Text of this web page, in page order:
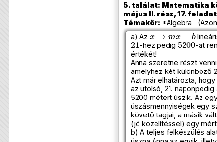
5. találat: Matematika
május II. rész, 17. feladat
Témakör: *Algebra
a) Az
x→mx+b
21
-hez pedig
5200
-at
értékét!
Anna szeretne részt
amelyhez két különböző
Azt már elhatározta,
az utolsó, 21.
5200 métert úszik. Az
úszásmennyiségek egy
követő tagjai, a másik
(jó közelítéssel) egy
b) A teljes felkészülés